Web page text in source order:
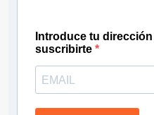
Introduce tu
suscribirte